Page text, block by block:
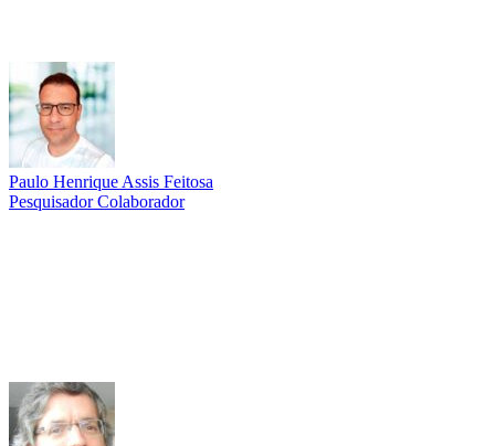
Paulo Henrique Assis Feitosa
Pesquisador Colaborador